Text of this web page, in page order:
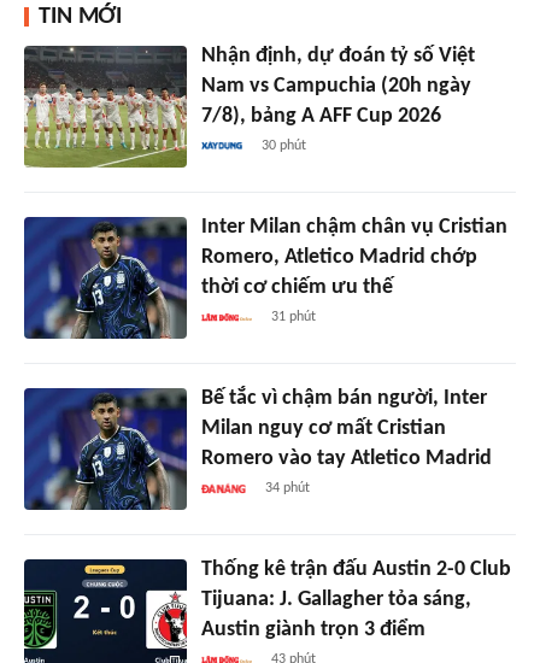
TIN MỚI
Nhận định, dự đoán tỷ số Việt
Nam vs Campuchia (20h ngày
7/8), bảng A AFF Cup 2026
30 phút
Inter Milan chậm chân vụ Cristian
Romero, Atletico Madrid chớp
thời cơ chiếm ưu thế
31 phút
Bế tắc vì chậm bán người, Inter
Milan nguy cơ mất Cristian
Romero vào tay Atletico Madrid
34 phút
Thống kê trận đấu Austin 2-0 Club
Tijuana: J. Gallagher tỏa sáng,
Austin giành trọn 3 điểm
43 phút